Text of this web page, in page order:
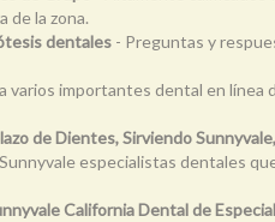
de la zona.
dentales - Preguntas y
varios importantes dental en línea
de Dientes, Sirviendo
especialistas dentales
California Dental de